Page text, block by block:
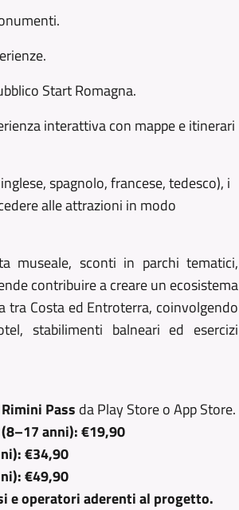
Start Romagna.
interattiva con mappe e itinerari
spagnolo, francese, tedesco), i
alle attrazioni in modo
museale, sconti in parchi tematici,
contribuire a creare un ecosistema
Costa ed Entroterra, coinvolgendo
stabilimenti balneari ed esercizi
Pass da Play Store o App Store.
anni): €19,90
€34,90
€49,90
e operatori aderenti al progetto.